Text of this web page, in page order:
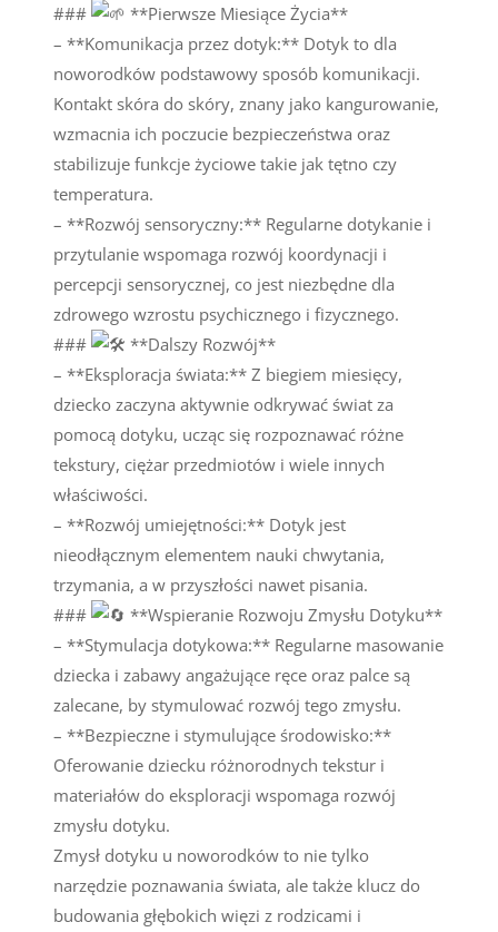
###
**Pierwsze Miesiące Życia**
– **Komunikacja przez dotyk:** Dotyk to dla
noworodków podstawowy sposób komunikacji.
Kontakt skóra do skóry, znany jako kangurowanie,
wzmacnia ich poczucie bezpieczeństwa oraz
stabilizuje funkcje życiowe takie jak tętno czy
temperatura.
– **Rozwój sensoryczny:** Regularne dotykanie i
przytulanie wspomaga rozwój koordynacji i
percepcji sensorycznej, co jest niezbędne dla
zdrowego wzrostu psychicznego i fizycznego.
###
**Dalszy Rozwój**
– **Eksploracja świata:** Z biegiem miesięcy,
dziecko zaczyna aktywnie odkrywać świat za
pomocą dotyku, ucząc się rozpoznawać różne
tekstury, ciężar przedmiotów i wiele innych
właściwości.
– **Rozwój umiejętności:** Dotyk jest
nieodłącznym elementem nauki chwytania,
trzymania, a w przyszłości nawet pisania.
###
**Wspieranie Rozwoju Zmysłu Dotyku**
– **Stymulacja dotykowa:** Regularne masowanie
dziecka i zabawy angażujące ręce oraz palce są
zalecane, by stymulować rozwój tego zmysłu.
– **Bezpieczne i stymulujące środowisko:**
Oferowanie dziecku różnorodnych tekstur i
materiałów do eksploracji wspomaga rozwój
zmysłu dotyku.
Zmysł dotyku u noworodków to nie tylko
narzędzie poznawania świata, ale także klucz do
budowania głębokich więzi z rodzicami i